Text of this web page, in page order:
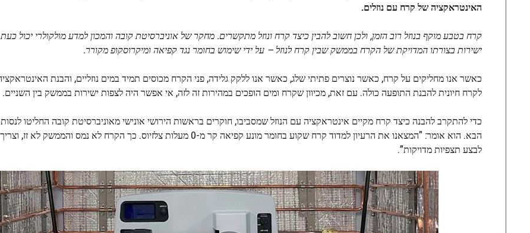
האינטראקציה של קרח עם נוזלים.
קרח בטבע מוקף בנוזל רוב הזמן, ולכן חשוב להבין כיצד קרח ונוזל מתקשרים. מחקר של אוניברסיטת קובה והמכון למדע מולקולרי יכול
ישירות בצורתו המדויקת של הקרח בממשק שבין קרח לנוזל – על ידי שימוש בחומר נגד קפיאה ומיקרוסקופ מקורר.
כאשר אנו מחליקים על קרח, כאשר נוצרים פתיתי שלג, כאשר אנו ללקק גלידה, פני הקרח מכוסים תמיד במים נוזליים, והבנת האינטראקציה
לקרח חיונית להבנת התופעה כולה. עם זאת, מכיוון שקרח ומים הופכים במהירות זה לזה, אי אפשר היה לצפות ישירות בממשק בין השניים.
כדי להתקרב להבנה כיצד קרח מקיים אינטראקציה עם הנוזל שמסביבו, חוקרים בראשות הירושי אונישי מאוניברסיטת קובה החליטו
הבא. הוא אומר: "המצאנו את הרעיון למדוד קרח שקוע בחומר מונע קפיאה קר מ-0 מעלות צלזיוס. כך הקרח לא נמס
לבצע תצפיות מדויקות”.